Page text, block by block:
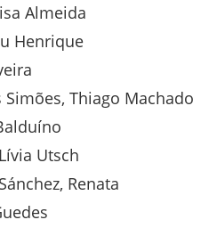
Almeida
Henrique
Thiago Machado
Utsch
Renata